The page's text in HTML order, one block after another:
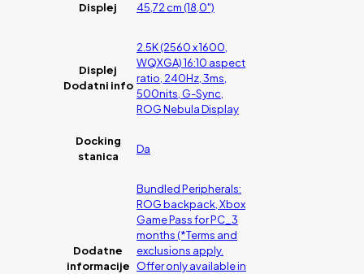
Displej 45,72 cm (18,0")
Displej
Dodatni info
2.5K (2560 x 1600,
WQXGA) 16:10 aspect
ratio, 240Hz, 3ms,
500nits, G-Sync,
ROG Nebula Display
Docking
stanica
Da
Dodatne
informacije
Bundled Peripherals:
ROG backpack, Xbox
Game Pass for PC_3
months (*Terms and
exclusions apply.
Offer only available in